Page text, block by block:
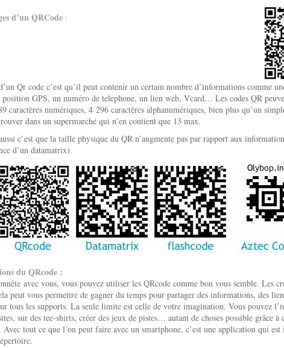
d’un QRCode :
Qr code c’est qu’il peut contenir un certain nombre d’informations comme
GPS, un numéro de telephone, un lien web, Vcard… Les codes QR
caractères numériques, 4 296 caractères alphanumériques, bien plus qu’un
dans un supermarché qui n’en contient que 13 max.
c’est que la taille physique du QR n’augmente pas par rapport aux
d’un datamatrix)
du QRcode :
avec vous, vous pouvez utiliser les QRcode comme bon vous semble. Les
peut vous permettre de gagner du temps pour partager des informations, des
tous les supports. La seule limite est celle de votre imagination. Vous pouvez
sur des tee-shirts, créer des jeux de pistes… autant de choses possible grâce à
tout ce que l’on peut faire avec un smartphone, c’est une application qui est